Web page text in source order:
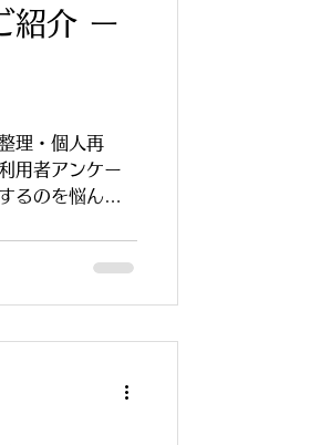
紹介 ー
理・個人再
用者アンケー
るのを悩んで